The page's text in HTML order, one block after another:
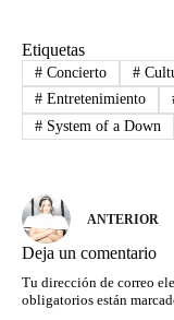
Etiquetas
#Concierto #
#Entretenimiento
#System of a Down
ANTERIOR
Deja un comentario
Tu dirección de correo
obligatorios están